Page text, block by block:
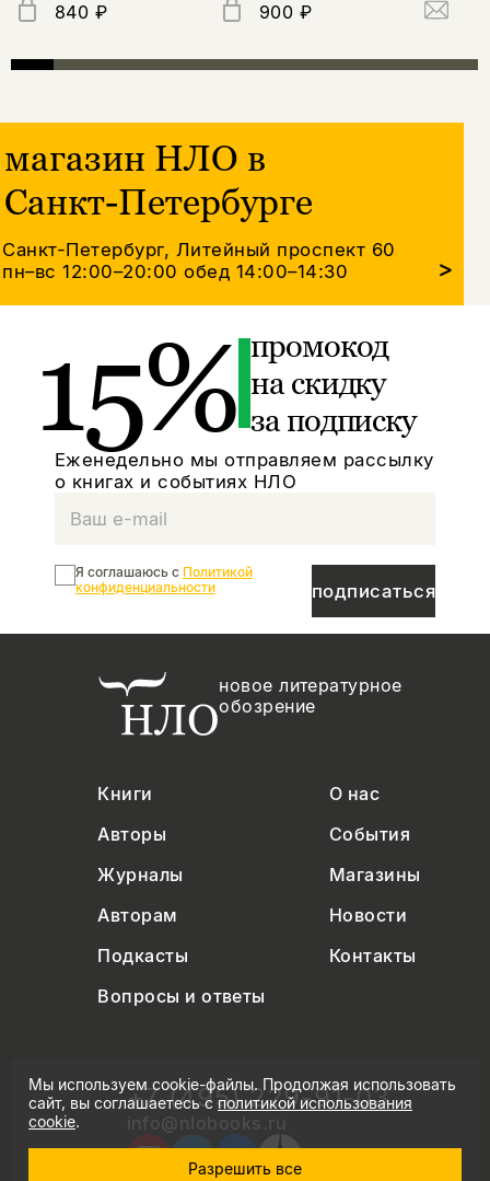
840 ₽ 900 ₽
магазин НЛО в
Санкт-Петербурге
Санкт-Петербург, Литейный проспект 60
пн–вс 12:00–20:00обед 14:00–14:30 >
15% промокод
на скидку
за подписку
Еженедельно мы отправляем рассылку
о книгах и событиях НЛО
подписаться
Я соглашаюсь с Политикой
конфиденциальности
новое литературное
обозрение
Книги
О нас
Авторы
События
Журналы
Магазины
Авторам
Новости
Подкасты
Контакты
Вопросы и ответы
+7 (495) 229-91-03
info@nlobooks.ru
Мы используем cookie-файлы. Продолжая использовать
сайт, вы соглашаетесь сполитикой использования
cookie.
Разрешить все